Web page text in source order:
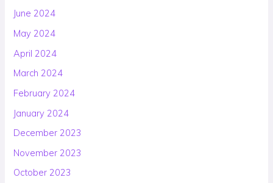
June 2024
May 2024
April 2024
March 2024
February 2024
January 2024
December 2023
November 2023
October 2023